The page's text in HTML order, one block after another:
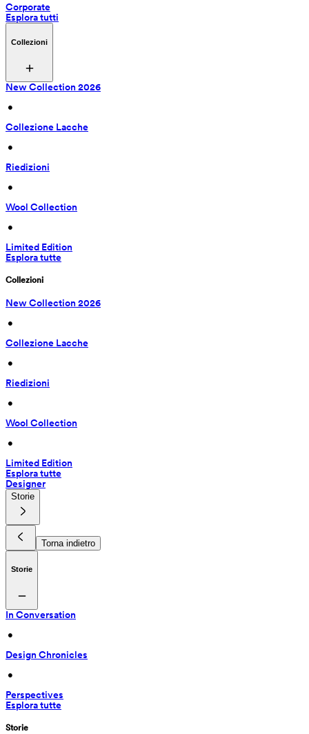
Corporate
Esplora tutti
Collezioni
New Collection 2026
•
Collezione Lacche
•
Riedizioni
•
Wool Collection
•
Limited Edition
Esplora tutte
Collezioni
New Collection 2026
•
Collezione Lacche
•
Riedizioni
•
Wool Collection
•
Limited Edition
Esplora tutte
Designer
Storie
Torna indietro
Storie
In Conversation
•
Design Chronicles
•
Perspectives
Esplora tutte
Storie